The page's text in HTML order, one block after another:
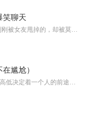
笑聊天
尴尬）